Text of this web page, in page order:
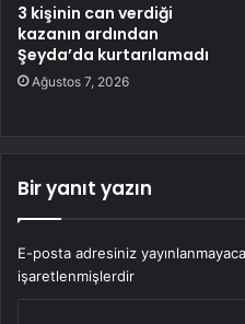
3 kişinin can verdiği
kazanın ardından
Şeyda’da kurtarılamadı
Ağustos 7, 2026
Bir yanıt yazın
E-posta adresiniz
işaretlenmişlerdir